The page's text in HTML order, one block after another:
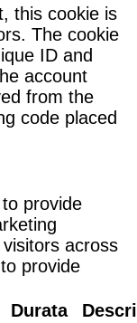
this cookie is
The cookie
ID and
account
from the
code placed
provide
across
provide
Durata